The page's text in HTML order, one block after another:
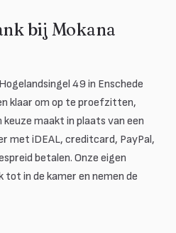
bij Mokana
49 in Enschede
klaar om op te proefzitten,
maakt in plaats van een
met iDEAL, creditcard, PayPal,
betalen. Onze eigen
tot in de kamer en nemen de